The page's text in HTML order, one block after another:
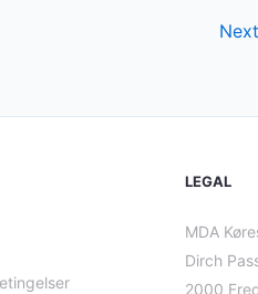
LEGAL
MDA
Dirch
2000